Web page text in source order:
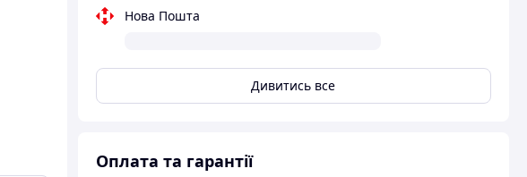
Нова Пошта
Дивитись все
Оплата та гарантії